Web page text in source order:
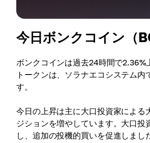
今日ボンクコイン（
ボンクコインは過去24時間で
トークンは、ソラナエコシステム
す。
今日の上昇は主に大口投資家によ
ジションを増やしています。大口
し、追加の投機的買いを促進しまし